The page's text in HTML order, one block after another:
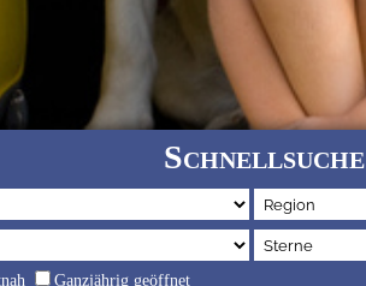
Schnellsuche
Ganzjährig geöffnet